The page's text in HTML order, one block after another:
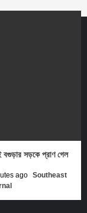
বগুড়ার সড়কে প্রাণ গেল
ago Southeast